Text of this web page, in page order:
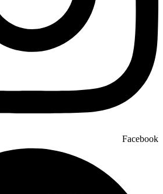
Facebook